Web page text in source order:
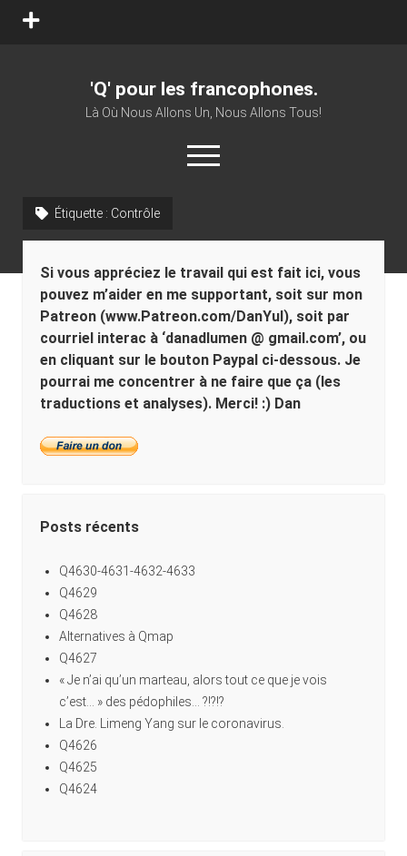
open
'Q' pour les francophones.
Là Où Nous Allons Un, Nous Allons Tous!
open
menu
twitter facebook
Étiquette : Contrôle
Si vous appréciez le travail qui est fait ici, vous
pouvez m’aider en me supportant, soit sur mon
Patreon (www.Patreon.com/DanYul), soit par
courriel interac à ‘danadlumen @ gmail.com’, ou
en cliquant sur le bouton Paypal ci-dessous. Je
pourrai me concentrer à ne faire que ça (les
traductions et analyses). Merci! :) Dan
Posts récents
Q4630-4631-4632-4633
Q4629
Q4628
Alternatives à Qmap
Q4627
« Je n’ai qu’un marteau, alors tout ce que je vois
c’est… » des pédophiles… ?!?!?
La Dre. Limeng Yang sur le coronavirus.
Q4626
Q4625
Q4624